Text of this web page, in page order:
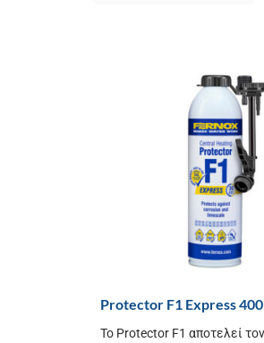
Protector F1 Express
Το Protector F1 αποτελεί